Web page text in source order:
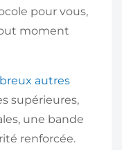
pour vous,
moment
autres
supérieures,
une bande
renforcée.